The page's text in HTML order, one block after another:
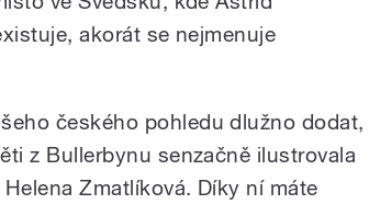
akorát se nejmenuje
českého pohledu dlužno dodat,
z Bullerbynu senzačně ilustrovala
Helena Zmatlíková. Díky ní máte